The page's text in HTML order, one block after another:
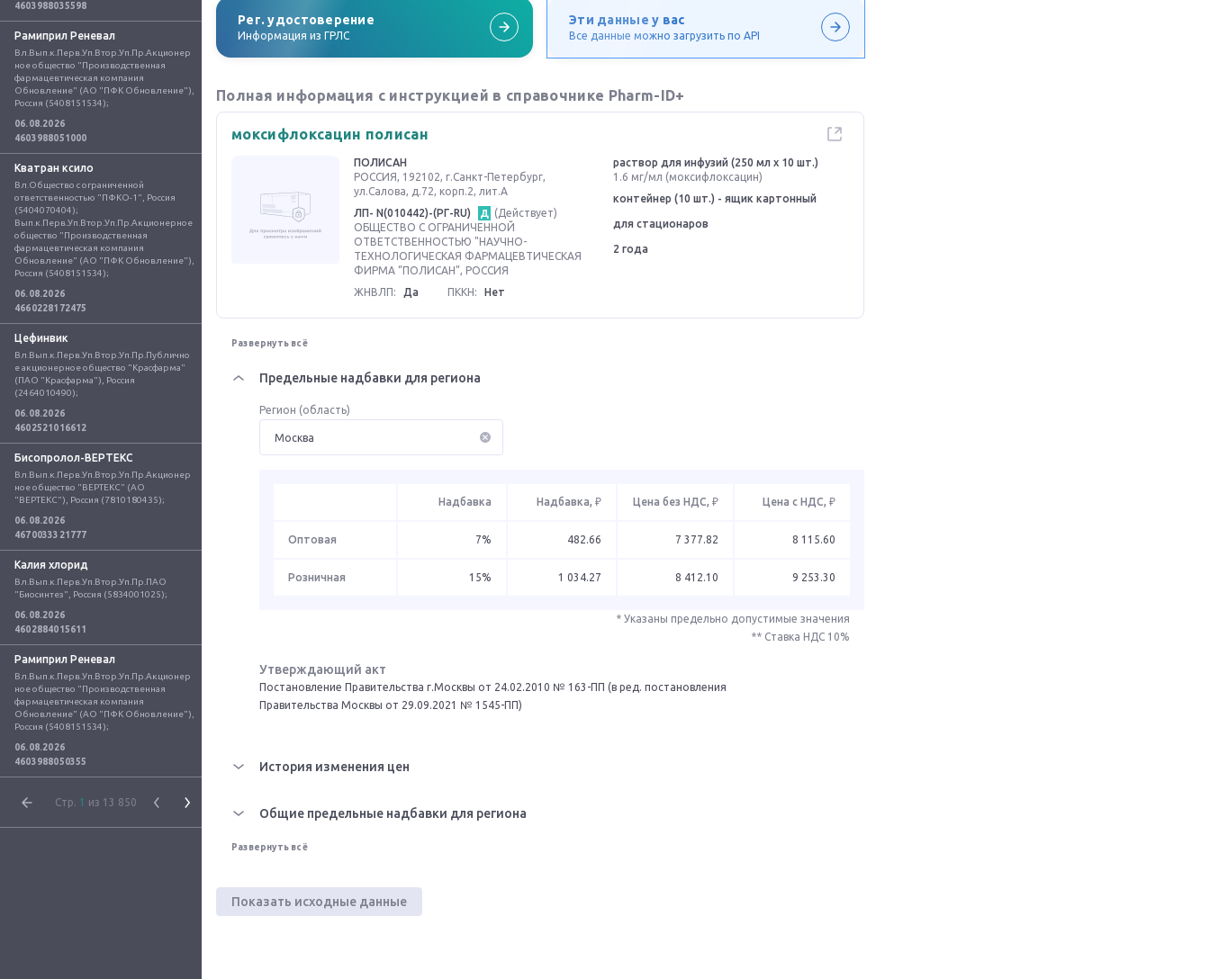
4603988035598
Рамиприл Реневал
Вл.Вып.к.Перв.Уп.Втор.Уп.Пр.Акционер
ное общество "Производственная
фармацевтическая компания
Обновление" (АО "ПФК Обновление"),
Россия (5408151534);
06.08.2026
4603988051000
Кватран ксило
Вл.Общество с ограниченной
ответственностью "ПФКО-1", Россия
(5404070404);
Вып.к.Перв.Уп.Втор.Уп.Пр.Акционерное
общество "Производственная
фармацевтическая компания
Обновление" (АО "ПФК Обновление"),
Россия (5408151534);
06.08.2026
4660228172475
Цефинвик
Вл.Вып.к.Перв.Уп.Втор.Уп.Пр.Публично
е акционерное общество "Красфарма"
(ПАО "Красфарма"), Россия
(2464010490);
06.08.2026
4602521016612
Бисопролол-ВЕРТЕКС
Вл.Вып.к.Перв.Уп.Втор.Уп.Пр.Акционер
ное общество "ВЕРТЕКС" (АО
"ВЕРТЕКС"), Россия (7810180435);
06.08.2026
4670033321777
Калия хлорид
Вл.Вып.к.Перв.Уп.Втор.Уп.Пр.ПАО
"Биосинтез", Россия (5834001025);
06.08.2026
4602884015611
Рамиприл Реневал
Вл.Вып.к.Перв.Уп.Втор.Уп.Пр.Акционер
ное общество "Производственная
фармацевтическая компания
Обновление" (АО "ПФК Обновление"),
Россия (5408151534);
06.08.2026
4603988050355
Стр. 1 из 13 850
Рег. удостоверение
Информация из ГРЛС
Эти данные у вас
Все данные можно загрузить по API
Полная информация с инструкцией в справочнике Pharm-ID+
моксифлоксацин полисан
ПОЛИСАН
РОССИЯ, 192102, г.Санкт-Петербург,
ул.Салова, д.72, корп.2, лит.А
ЛП- N(010442)-(РГ-RU)
Д (Действует)
ОБЩЕСТВО С ОГРАНИЧЕННОЙ
ОТВЕТСТВЕННОСТЬЮ "НАУЧНО-
ТЕХНОЛОГИЧЕСКАЯ ФАРМАЦЕВТИЧЕСКАЯ
ФИРМА “ПОЛИСАН”, РОССИЯ
ЖНВЛП:
Да ПККН: Нет
раствор для инфузий (250 мл x 10 шт.)
1.6 мг/мл (моксифлоксацин)
контейнер (10 шт.) - ящик картонный
для стационаров
2 года
Развернуть всё
Предельные надбавки для региона
Регион (область)
Надбавка Надбавка, ₽ Цена без НДС, ₽ Цена с НДС, ₽
Оптовая 7% 482.66 7 377.82 8 115.60
Розничная 15% 1 034.27 8 412.10 9 253.30
* Указаны предельно допустимые значения
** Ставка НДС 10%
Утверждающий акт
Постановление Правительства г.Москвы от 24.02.2010 № 163-ПП (в ред. постановления
Правительства Москвы от 29.09.2021 № 1545-ПП)
История изменения цен
Общие предельные надбавки для региона
Развернуть всё
Показать исходные данные